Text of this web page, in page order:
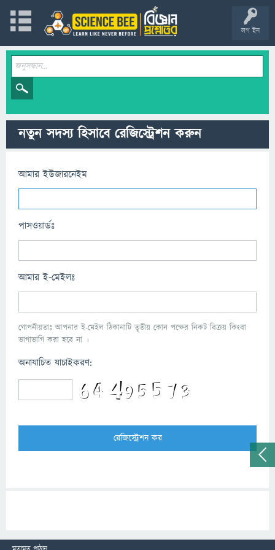
লগ ইন
নতুন সদস্য হিসাবে রেজিস্ট্রেশন করুন
আমার ইউজারনেইম
পাসওয়ার্ডঃ
আমার ই-মেইলঃ
গোপনীয়তাঃ আপনার ই-মেইল ঠিকানাটি তৃতীয় কোন পক্ষের নিকট বিক্রয় কিংবা
ভাগাভাগি করা হবে না ।
অনাযাচিত যাচাইকরণ: